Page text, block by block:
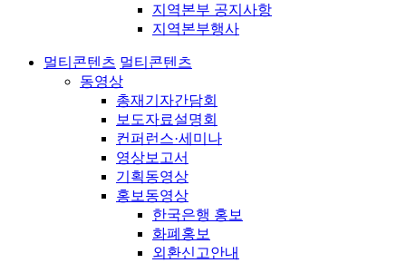
지역본부 공지사항
지역본부행사
멀티콘텐츠 멀티콘텐츠
동영상
총재기자간담회
보도자료설명회
컨퍼런스·세미나
영상보고서
기획동영상
홍보동영상
한국은행 홍보
화폐홍보
외환신고안내